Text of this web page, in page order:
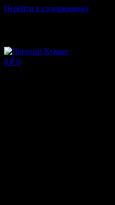
Перейти к содержимому
0 ₽ 0